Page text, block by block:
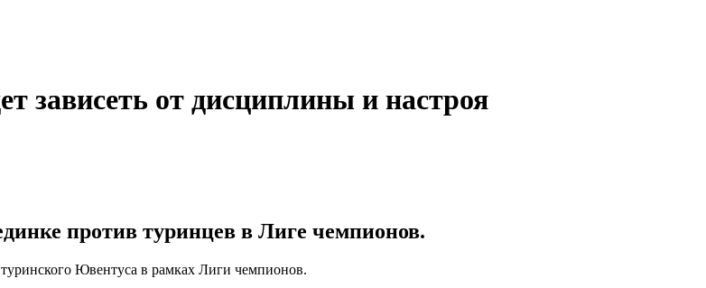
зависеть от дисциплины и настроя
против туринцев в Лиге чемпионов.
Ювентуса в рамках Лиги чемпионов.